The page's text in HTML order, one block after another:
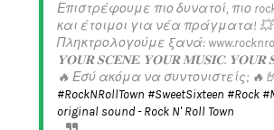
Επιστρέφουμε πιο δυνατοί, πιο
και έτοιμοι για νέα πράγματα! 💥
Πληκτρολογούμε ξανά:
𝐘𝐎𝐔𝐑 𝐒𝐂𝐄𝐍𝐄. 𝐘𝐎𝐔𝐑 𝐌𝐔𝐒𝐈𝐂. 𝐘𝐎𝐔𝐑
🔥 Εσύ ακόμα να συντονιστείς;
#RockNRollTown #SweetSixteen #Rock
original sound - Rock N' Roll Town